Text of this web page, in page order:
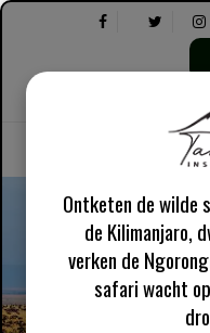
Tanzania
Ontketen de wilde
de Kilimanjaro,
verken de
safari wacht